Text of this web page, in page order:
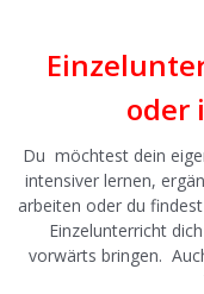
oder
Du möchtest dein
intensiver lernen,
arbeiten oder du
Einzelunterricht
vorwärts bringen.